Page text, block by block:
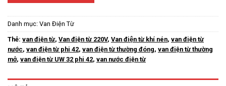
Danh mục: Van Điện Từ
Thẻ: van điện từ, Van điện từ 220V, Van điện từ khí nén, van điện từ
nước, van điện từ phi 42, van điện từ thường đóng, van điện từ thường
mở, van điện từ UW 32 phi 42, van nước điện từ